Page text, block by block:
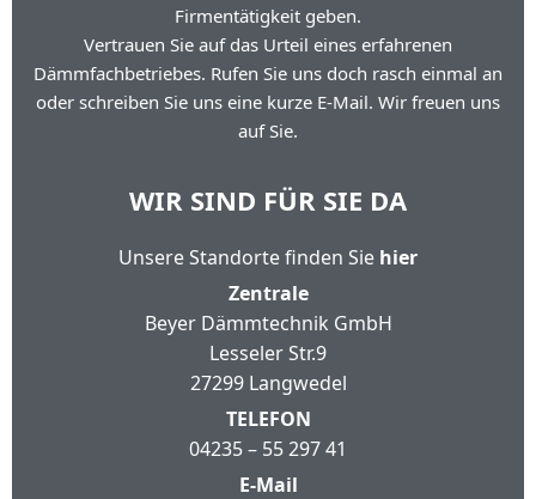
Firmentätigkeit geben.
Vertrauen Sie auf das Urteil eines erfahrenen
Dämmfachbetriebes. Rufen Sie uns doch rasch einmal an
oder schreiben Sie uns eine kurze E-Mail. Wir freuen uns
auf Sie.
WIR SIND FÜR SIE DA
Unsere Standorte finden Sie hier
Zentrale
Beyer Dämmtechnik GmbH
Lesseler Str.9
27299 Langwedel
TELEFON
04235 – 55 297 41
E-Mail